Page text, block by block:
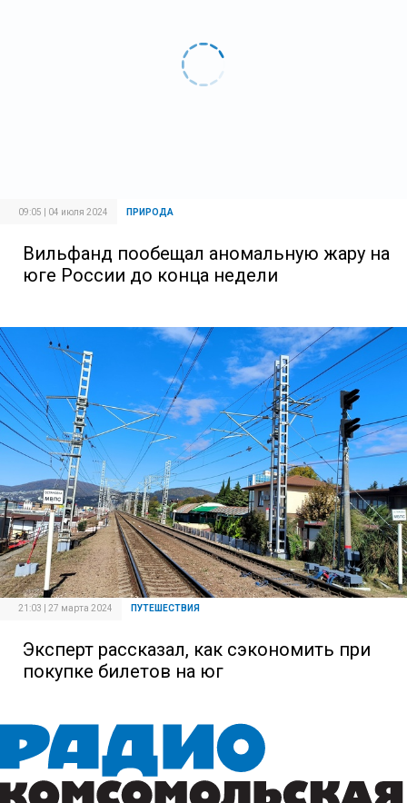
09:05 | 04 июля 2024 ПРИРОДА
Вильфанд пообещал аномальную жару на
юге России до конца недели
21:03 | 27 марта 2024 ПУТЕШЕСТВИЯ
Эксперт рассказал, как сэкономить при
покупке билетов на юг